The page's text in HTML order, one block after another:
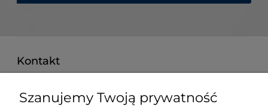
Kontakt
Szanujemy Twoją prywatność